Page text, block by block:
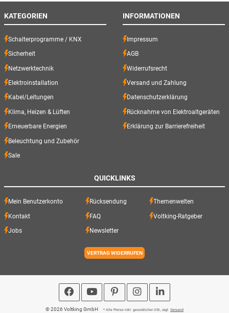
KATEGORIEN
Schalterprogramme / KNX
Sicherheit
Netzwerktechnik
Elektroinstallation
Kabel/Leitungen
Klima, Heizen & Lüften
Erneuerbare Energien
Beleuchtung und Zubehör
Sale
INFORMATIONEN
Impressum
AGB
Widerrufsrecht
Versand und Zahlung
Datenschutzerklärung
Rücknahme von Elektroaltgeräten
Erklärung zur Barrierefreiheit
QUICKLINKS
Mein Benutzerkonto Rücksendung Themenwelten
Kontakt FAQ Voltking-Ratgeber
Jobs Newsletter
VERTRAG WIDERRUFEN
© 2026 Voltking GmbH * Alle Preise inkl. gesetzlicher USt., zzgl. Versand